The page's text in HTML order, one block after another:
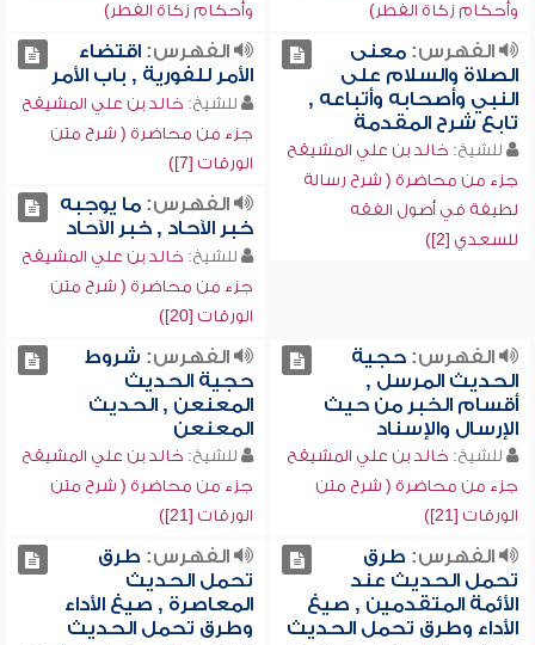
وأحكام زكاة الفطر)
وأحكام زكاة الفطر)
الفهرس:معنى
الصلاة والسلام على
النبي وأصحابه وأتباعه ,
تابع شرح المقدمة
للشيخ: خالد بن علي المشيقح
جزء من محاضرة ( شرح رسالة
لطيفة في أصول الفقه
للسعدي [2])
الفهرس:اقتضاء
الأمر للفورية , باب الأمر
للشيخ: خالد بن علي المشيقح
جزء من محاضرة ( شرح متن
الورقات [7])
الفهرس:ما يوجبه
خبر الآحاد , خبر الآحاد
للشيخ: خالد بن علي المشيقح
جزء من محاضرة ( شرح متن
الورقات [20])
الفهرس:حجية
الحديث المرسل ,
أقسام الخبر من حيث
الإرسال والإسناد
للشيخ: خالد بن علي المشيقح
جزء من محاضرة ( شرح متن
الورقات [21])
الفهرس: شروط
حجية الحديث
المعنعن , الحديث
المعنعن
للشيخ: خالد بن علي المشيقح
جزء من محاضرة ( شرح متن
الورقات [21])
الفهرس: طرق
تحمل الحديث عند
الأئمة المتقدمين , صيغ
الأداء وطرق تحمل الحديث
الفهرس: طرق
تحمل الحديث
المعاصرة , صيغ الأداء
وطرق تحمل الحديث